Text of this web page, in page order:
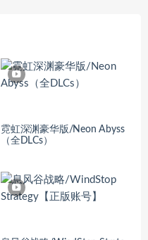
霓虹深渊豪华版/Neon Abyss
（全DLCs）